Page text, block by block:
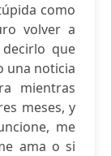
como
volver a
que
una noticia
mientras
meses, y
me
ama o si